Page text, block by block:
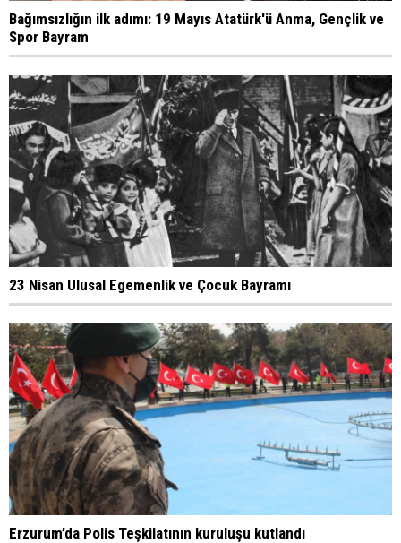
Bağımsızlığın ilk adımı: 19 Mayıs Atatürk'ü Anma, Gençlik ve
Spor Bayram
23 Nisan Ulusal Egemenlik ve Çocuk Bayramı
Erzurum’da Polis Teşkilatının kuruluşu kutlandı